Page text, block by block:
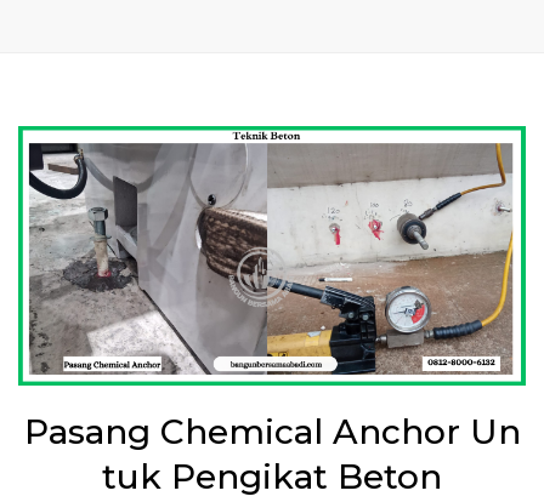
Pasang Chemical Anchor Un
tuk Pengikat Beton